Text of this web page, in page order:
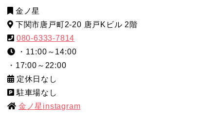
金ノ星
下関市唐戸町2-20 唐戸Kビル 2階
080-6333-7814
・11:00～14:00
・17:00～22:00
定休日なし
駐車場なし
金ノ星instagram